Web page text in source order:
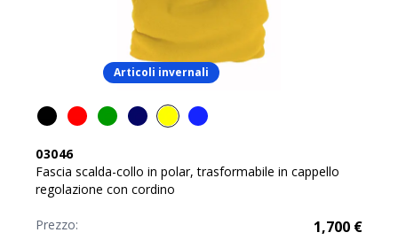
Articoli invernali
03046
Fascia scalda-collo in polar, trasformabile in cappello
regolazione con cordino
Prezzo: 1,700 €